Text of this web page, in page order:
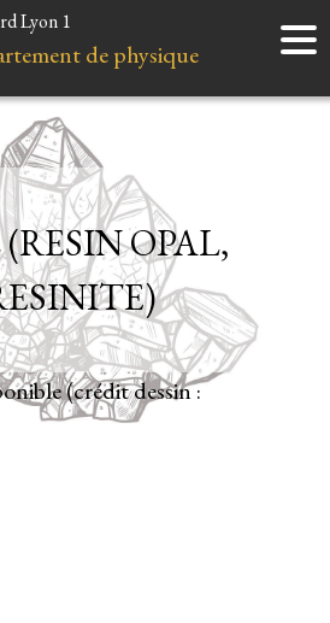
Accueil
Instruments
Liens et ressources
Lyon 1
de physique
(crédit dessin :
OPAL,